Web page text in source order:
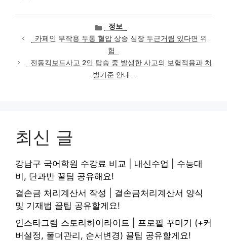
카
테
고
리
정보
카페인 부작용 두통 혈압 상승 심장 두근거림 있다면 위
험
전동킥보드사고 2인 탑승 중 발생한 사고의 보험적용과 처
벌기준 안내
최신 글
강남구 국어학원 수강료 비교 | 내신수업 | 수능대
비, 단과반 꿀팁 공유해요!
결손금 처리계산서 작성 | 결손금처리계산서 양식
및 기재법 꿀팁 공유할게요!
인스타그램 스토리하이라이트 | 프로필 꾸미기 (+커
버설정, 폴더관리, 순서변경) 꿀팁 공유할게요!